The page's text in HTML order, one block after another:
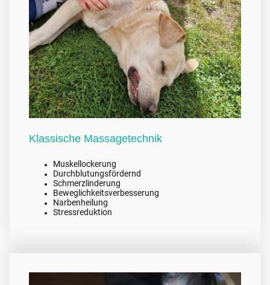
Klassische Massagetechnik
Muskellockerung
Durchblutungsfördernd
Schmerzlinderung
Beweglichkeitsverbesserung
Narbenheilung
Stressreduktion